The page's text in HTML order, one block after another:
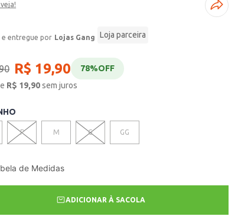
Lojas Gang Loja parceira
R$ 19,90 78%OFF
R$ 19,90sem juros
P M G GG
de Medidas
ADICIONAR À SACOLA